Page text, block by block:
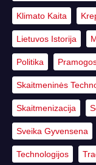
Klimato Kaita
Lietuvos Istorija
Politika
Skaitmeninės
Skaitmenizacija
Sveika Gyvensena
Technologijos